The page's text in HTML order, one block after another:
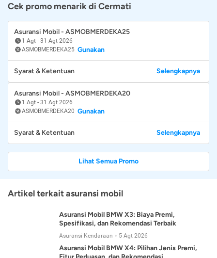
Cek promo menarik di Cermati
Asuransi Mobil - ASMOBMERDEKA25
1 Agt - 31 Agt 2026
ASMOBMERDEKA25 Gunakan
Syarat & Ketentuan Selengkapnya
Asuransi Mobil - ASMOBMERDEKA20
1 Agt - 31 Agt 2026
ASMOBMERDEKA20 Gunakan
Syarat & Ketentuan Selengkapnya
Lihat Semua Promo
Artikel terkait asuransi mobil
Asuransi Mobil BMW X3: Biaya Premi,
Spesifikasi, dan Rekomendasi Terbaik
Asuransi Kendaraan 5 Agt 2026
Asuransi Mobil BMW X4: Pilihan Jenis Premi,